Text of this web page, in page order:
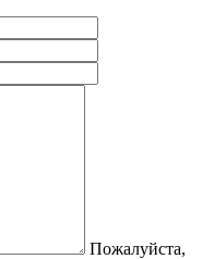
Пожалуйста,